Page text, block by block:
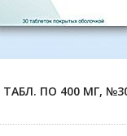
ТАБЛ. ПО 400 МГ,